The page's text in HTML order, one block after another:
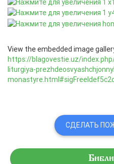
View the embedded image
https://blagovestie.uz/
liturgiya-
СДЕЛАТЬ